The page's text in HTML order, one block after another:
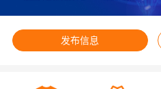
发布信息